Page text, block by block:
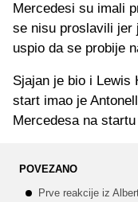
Mercedesi su imali
se nisu proslavili jer
uspio da se probije
Sjajan je bio i Lewis
start imao je
Mercedesa na
POVEZANO
Prve reakcije iz